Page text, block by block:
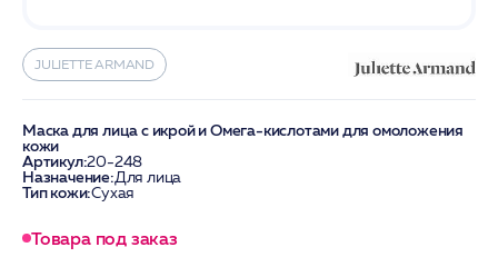
JULIETTE ARMAND
Маска для лица с икрой и Омега-кислотами для омоложения
кожи
Артикул:20-248
Назначение:Для лица
Тип кожи:Сухая
Товара под заказ